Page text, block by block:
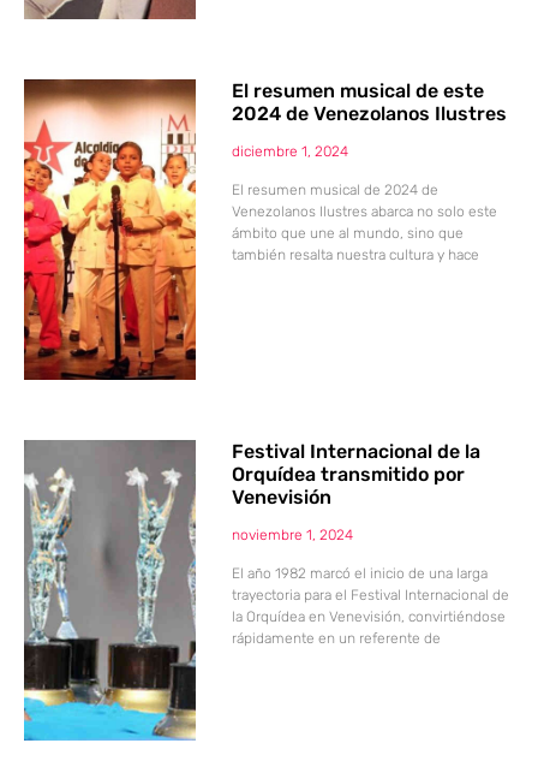
El resumen musical de este
2024 de Venezolanos Ilustres
diciembre 1, 2024
El resumen musical de 2024 de
Venezolanos Ilustres abarca no solo este
ámbito que une al mundo, sino que
también resalta nuestra cultura y hace
Festival Internacional de la
Orquídea transmitido por
Venevisión
noviembre 1, 2024
El año 1982 marcó el inicio de una larga
trayectoria para el Festival Internacional de
la Orquídea en Venevisión, convirtiéndose
rápidamente en un referente de